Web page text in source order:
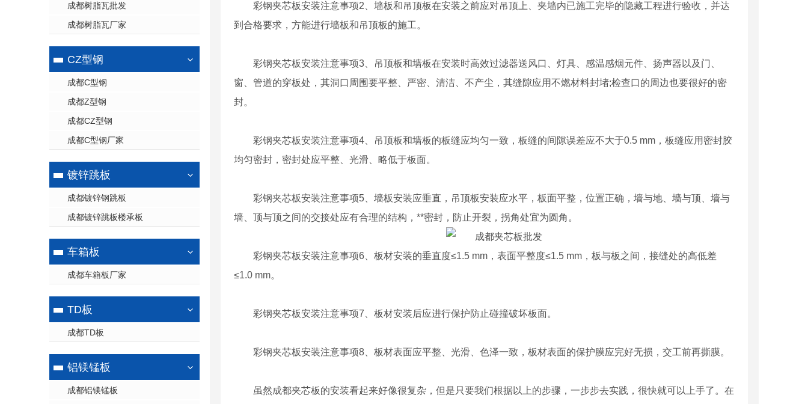
成都树脂瓦批发
成都树脂瓦厂家
CZ型钢
成都C型钢
成都Z型钢
成都CZ型钢
成都C型钢厂家
镀锌跳板
成都镀锌钢跳板
成都镀锌跳板楼承板
车箱板
成都车箱板厂家
TD板
成都TD板
铝镁锰板
成都铝镁锰板
彩钢夹芯板安装注意事项2、墙板和吊顶板在安装之前应对吊顶上、夹墙内已施工完毕的隐藏工程进行验收，并达
到合格要求，方能进行墙板和吊顶板的施工。
彩钢夹芯板安装注意事项3、吊顶板和墙板在安装时高效过滤器送风口、灯具、感温感烟元件、扬声器以及门、
窗、管道的穿板处，其洞口周围要平整、严密、清洁、不产尘，其缝隙应用不燃材料封堵;检查口的周边也要很好的密
封。
彩钢夹芯板安装注意事项4、吊顶板和墙板的板缝应均匀一致，板缝的间隙误差应不大于0.5 mm，板缝应用密封胶
均匀密封，密封处应平整、光滑、略低于板面。
彩钢夹芯板安装注意事项5、墙板安装应垂直，吊顶板安装应水平，板面平整，位置正确，墙与地、墙与顶、墙与
墙、顶与顶之间的交接处应有合理的结构，**密封，防止开裂，拐角处宜为圆角。
彩钢夹芯板安装注意事项6、板材安装的垂直度≤1.5 mm，表面平整度≤1.5 mm，板与板之间，接缝处的高低差
≤1.0 mm。
彩钢夹芯板安装注意事项7、板材安装后应进行保护防止碰撞破坏板面。
彩钢夹芯板安装注意事项8、板材表面应平整、光滑、色泽一致，板材表面的保护膜应完好无损，交工前再撕膜。
虽然成都夹芯板的安装看起来好像很复杂，但是只要我们根据以上的步骤，一步步去实践，很快就可以上手了。在